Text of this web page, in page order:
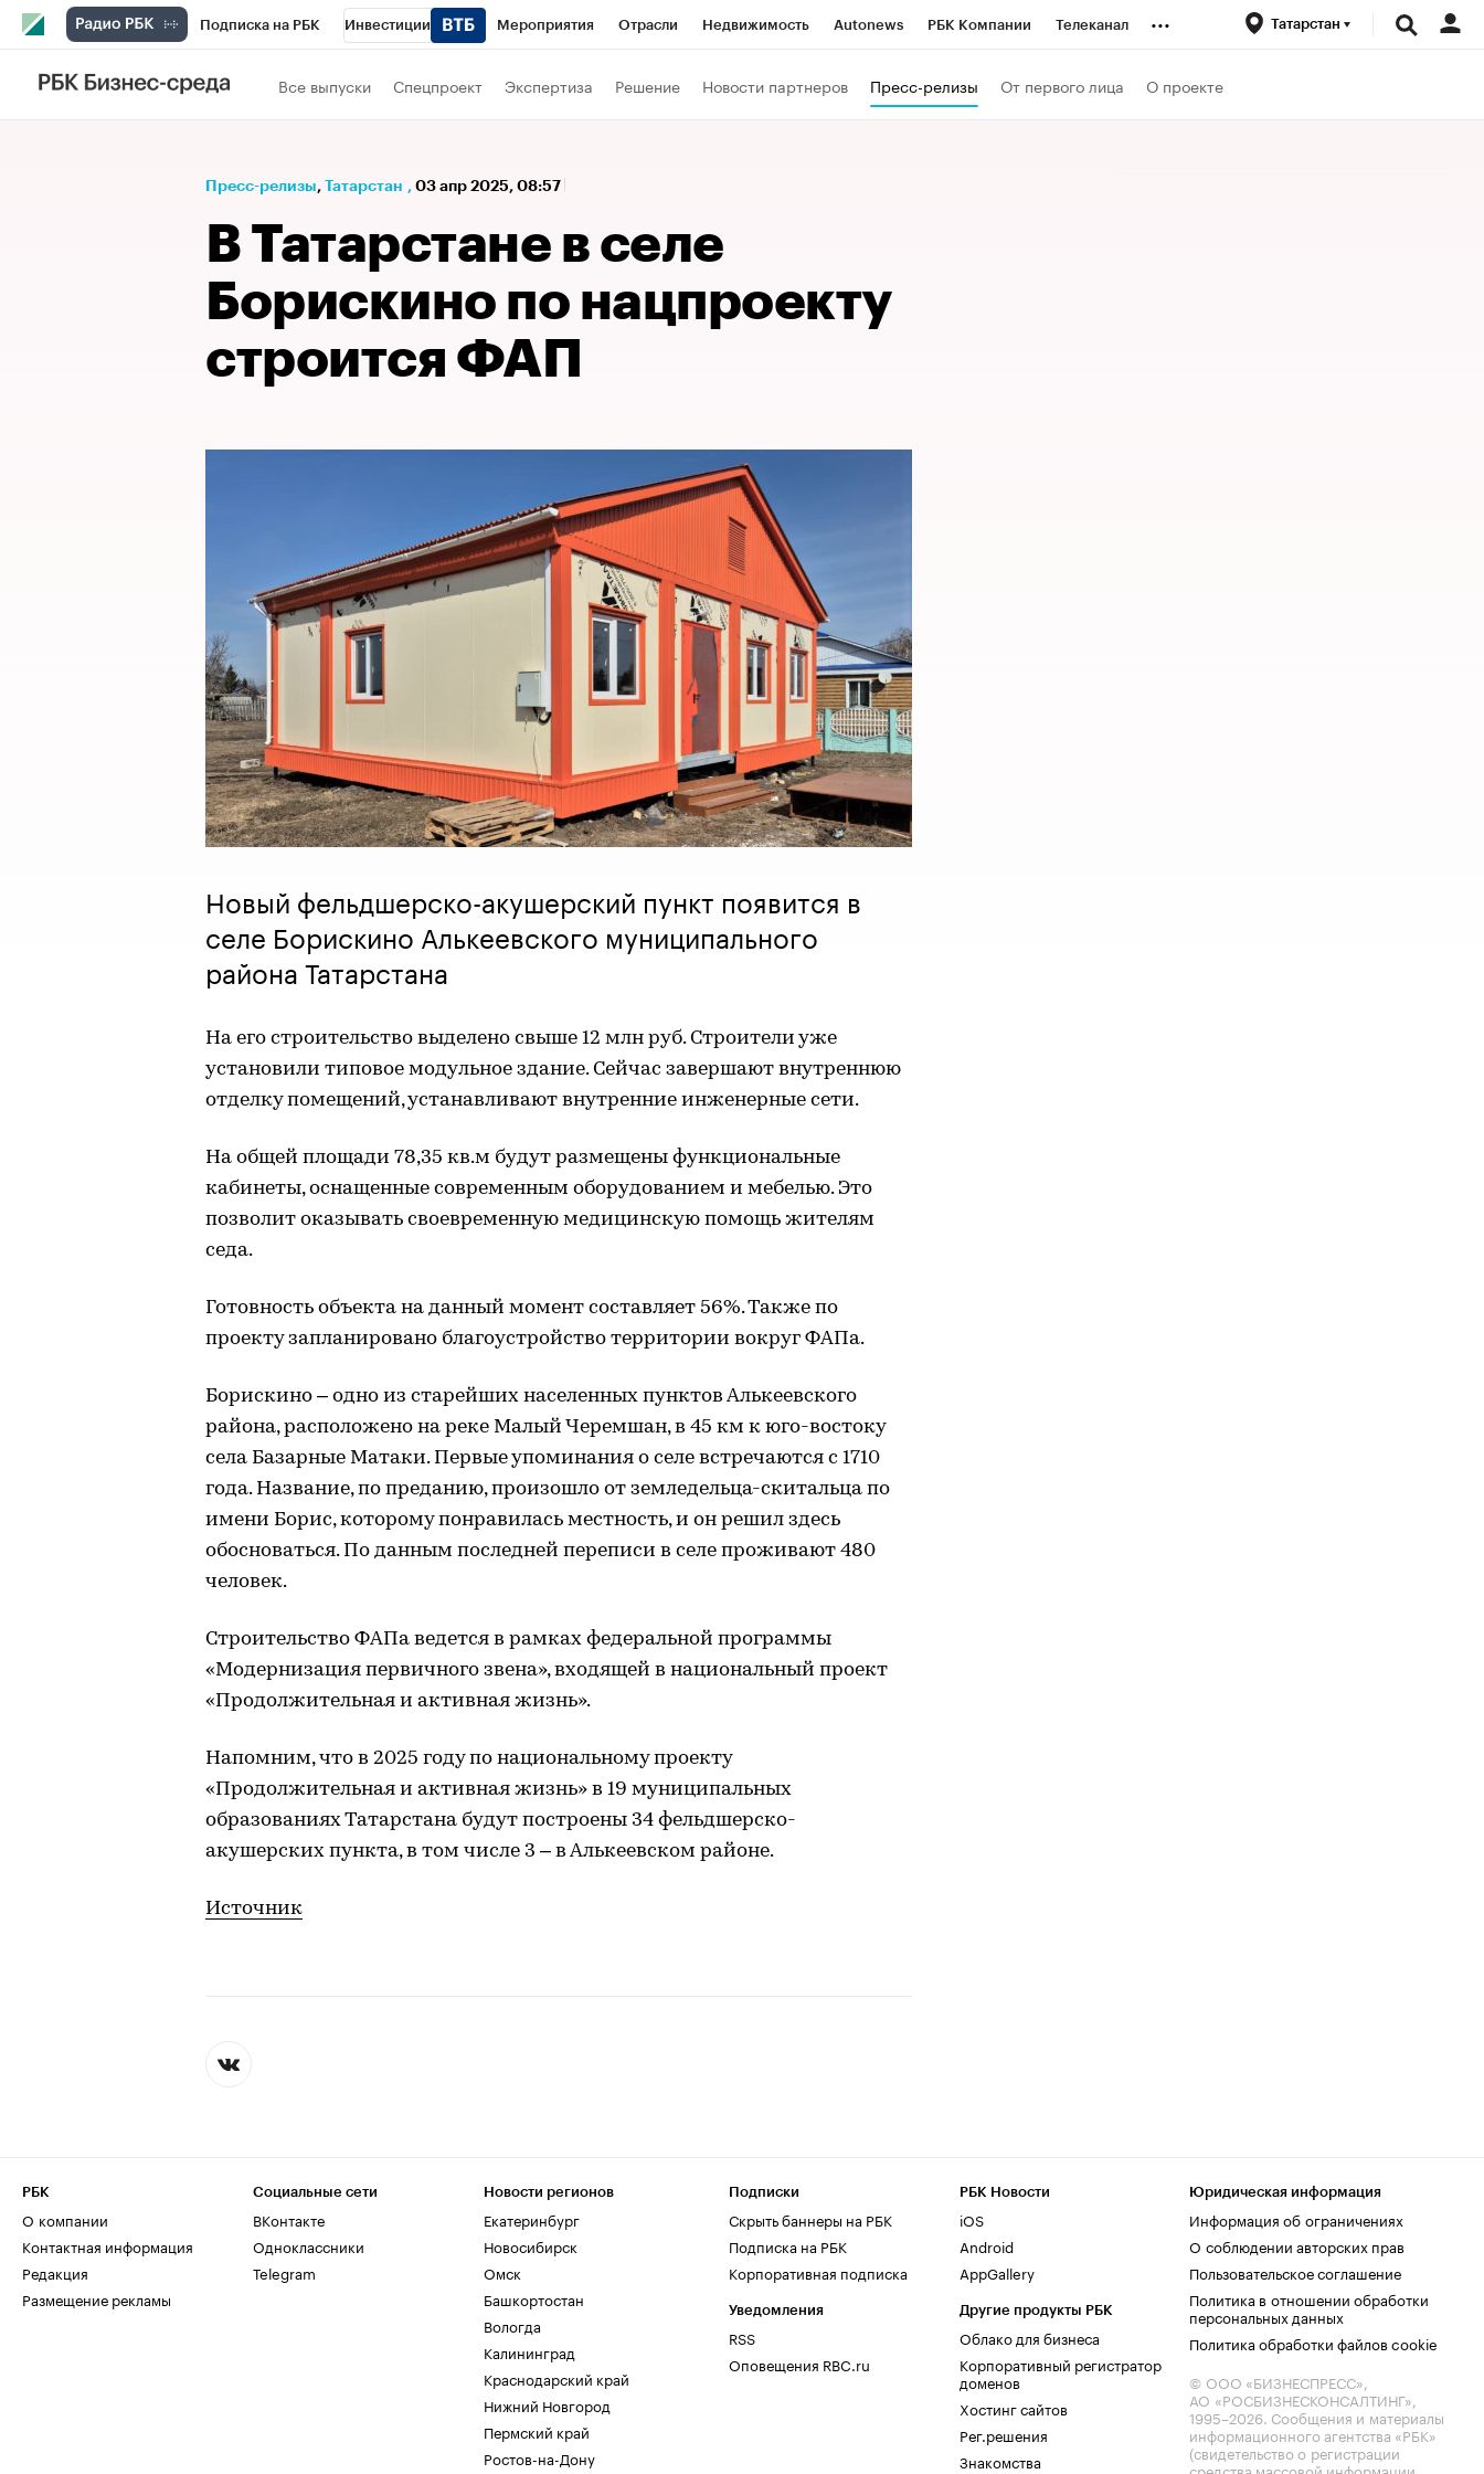
Подписка на РБК Инвестиции Мероприятия Отрасли Недвижимость Autonews РБК Компании Телеканал
РБК Вино
Проверка контрагентов
... Татарстан
Все выпуски Спецпроект Экспертиза Решение Новости партнеров Пресс-релизы От первого лица О проекте
Пресс-релизы⁠, Татарстан , 03 апр 2025, 08:57
В Татарстане в селе
Борискино по нацпроекту
строится ФАП
Новый фельдшерско-акушерский пункт появится в
селе Борискино Алькеевского муниципального
района Татарстана
На его строительство выделено свыше 12 млн руб. Строители уже
установили типовое модульное здание. Сейчас завершают внутреннюю
отделку помещений, устанавливают внутренние инженерные сети.
На общей площади 78,35 кв.м будут размещены функциональные
кабинеты, оснащенные современным оборудованием и мебелью. Это
позволит оказывать своевременную медицинскую помощь жителям
седа.
Готовность объекта на данный момент составляет 56%. Также по
проекту запланировано благоустройство территории вокруг ФАПа.
Борискино – одно из старейших населенных пунктов Алькеевского
района, расположено на реке Малый Черемшан, в 45 км к юго-востоку
села Базарные Матаки. Первые упоминания о селе встречаются с 1710
года. Название, по преданию, произошло от земледельца-скитальца по
имени Борис, которому понравилась местность, и он решил здесь
обосноваться. По данным последней переписи в селе проживают 480
человек.
Строительство ФАПа ведется в рамках федеральной программы
«Модернизация первичного звена», входящей в национальный проект
«Продолжительная и активная жизнь».
Напомним, что в 2025 году по национальному проекту
«Продолжительная и активная жизнь» в 19 муниципальных
образованиях Татарстана будут построены 34 фельдшерско-
акушерских пункта, в том числе 3 – в Алькеевском районе.
Источник
РБК
О компании
Контактная информация
Редакция
Размещение рекламы
Социальные сети
ВКонтакте
Одноклассники
Telegram
Новости регионов
Екатеринбург
Новосибирск
Омск
Башкортостан
Вологда
Калининград
Краснодарский край
Нижний Новгород
Пермский край
Ростов-на-Дону
Подписки
Скрыть баннеры на РБК
Подписка на РБК
Корпоративная подписка
Уведомления
RSS
Оповещения RBC.ru
РБК Новости
iOS
Android
AppGallery
Другие продукты РБК
Облако для бизнеса
Корпоративный регистратор
доменов
Хостинг сайтов
Рег.решения
Знакомства
Юридическая информация
Информация об ограничениях
О соблюдении авторских прав
Пользовательское соглашение
Политика в отношении обработки
персональных данных
Политика обработки файлов cookie
© ООО «БИЗНЕСПРЕСС»,
АО «РОСБИЗНЕСКОНСАЛТИНГ»,
1995–2026. Сообщения и материалы
информационного агентства «РБК»
(свидетельство о регистрации
средства массовой информации